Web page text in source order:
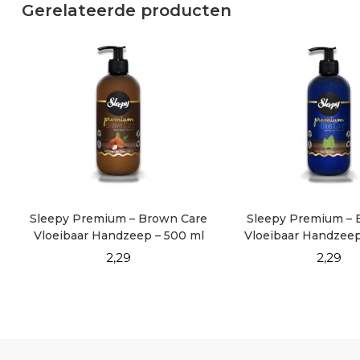
Gerelateerde producten
Sleepy Premium – Brown Care
Vloeibaar Handzeep – 500 ml
2,29
Sleepy Premium –
Vloeibaar
2,29